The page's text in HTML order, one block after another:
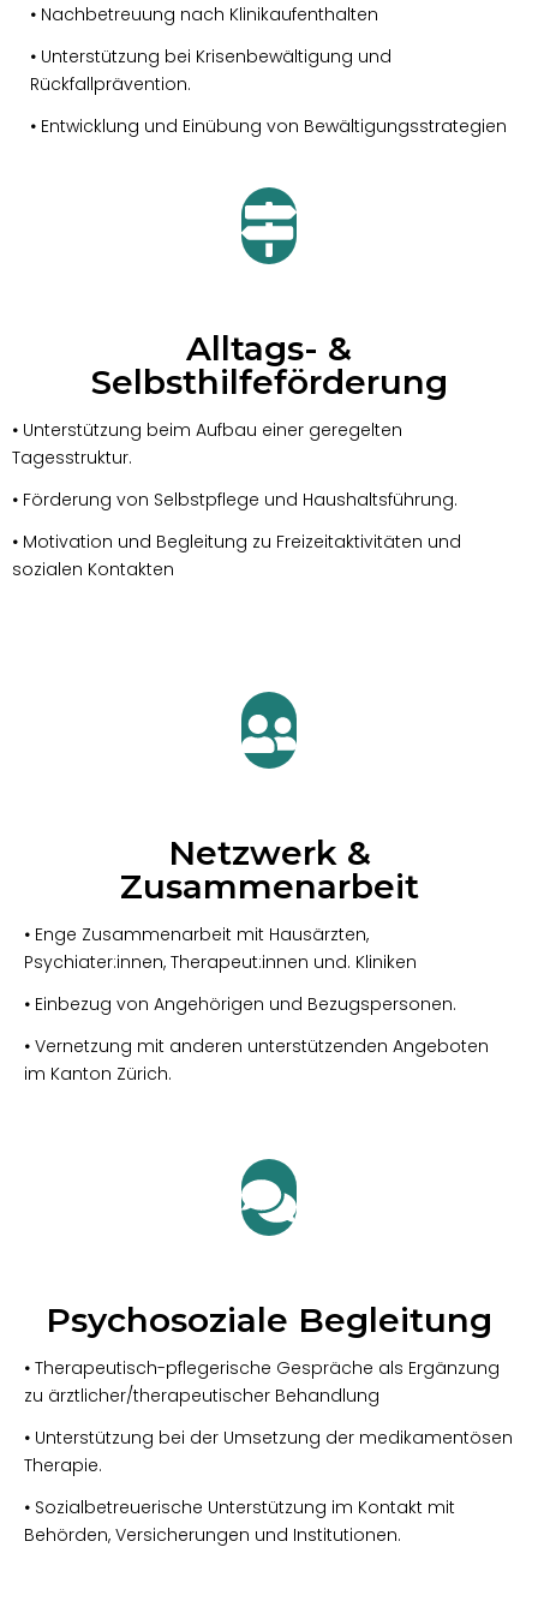
• Nachbetreuung nach Klinikaufenthalten
• Unterstützung bei Krisenbewältigung und
Rückfallprävention.
• Entwicklung und Einübung von Bewältigungsstrategien
Alltags- &
Selbsthilfeförderung
• Unterstützung beim Aufbau einer geregelten
Tagesstruktur.
• Förderung von Selbstpflege und Haushaltsführung.
• Motivation und Begleitung zu Freizeitaktivitäten und
sozialen Kontakten
Netzwerk &
Zusammenarbeit
• Enge Zusammenarbeit mit Hausärzten,
Psychiater:innen, Therapeut:innen und. Kliniken
• Einbezug von Angehörigen und Bezugspersonen.
• Vernetzung mit anderen unterstützenden Angeboten
im Kanton Zürich.
Psychosoziale Begleitung
• Therapeutisch-pflegerische Gespräche als Ergänzung
zu ärztlicher/therapeutischer Behandlung
• Unterstützung bei der Umsetzung der medikamentösen
Therapie.
• Sozialbetreuerische Unterstützung im Kontakt mit
Behörden, Versicherungen und Institutionen.